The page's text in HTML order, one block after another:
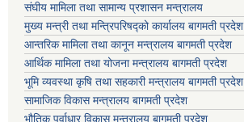
संघीय मामिला तथा सामान्य प्रशासन मन्त्रालय
मुख्य मन्त्री तथा मन्त्रिपरिषद्को कार्यालय बागमती प्रदेश
आन्तरिक मामिला तथा कानून मन्त्रालय बागमती प्रदेश
आर्थिक मामिला तथा योजना मन्त्रालय बागमती प्रदेश
भूमि व्यवस्था कृषि तथा सहकारी मन्त्रालय बागमती प्रदेश
सामाजिक विकास मन्त्रालय बागमती प्रदेश
भौतिक पूर्वाधार विकास मन्त्रालय बागमती प्रदेश